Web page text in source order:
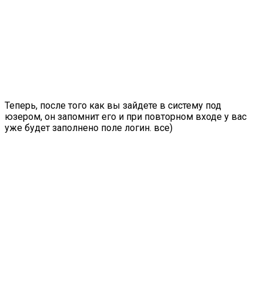
Теперь, после того как вы зайдете в систему под
юзером, он запомнит его и при повторном входе у вас
уже будет заполнено поле логин. все)